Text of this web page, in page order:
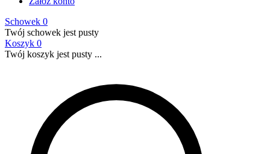
Schowek 0
Twój schowek jest pusty
Koszyk 0
Twój koszyk jest pusty ...